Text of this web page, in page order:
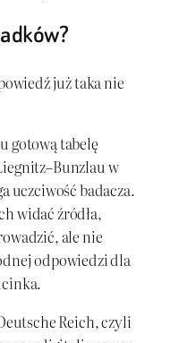
już taka nie
gotową tabelę
w
uczciwość badacza.
widać źródła,
ale nie
odpowiedzi dla
Reich, czyli